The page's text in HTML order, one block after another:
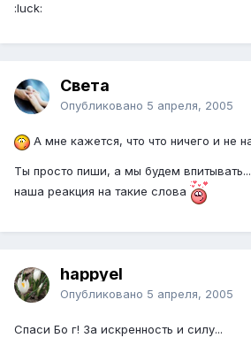
:luck:
Света
Опубликовано 5 апреля, 2005
А мне кажется, что что ничего и не
Ты просто пиши, а мы будем
наша реакция на такие слова
happyel
Опубликовано 5 апреля, 2005
Спаси Бо г! За искренность и силу...